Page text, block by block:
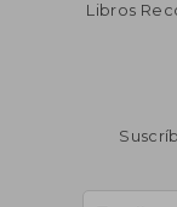
Libros